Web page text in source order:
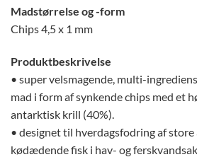
Madstørrelse og -form
Chips 4,5 x 1 mm
Produktbeskrivelse
• super velsmagende, multi-
mad i form af synkende chips med et
antarktisk krill (40%).
• designet til hverdagsfodring af
kødædende fisk i hav- og